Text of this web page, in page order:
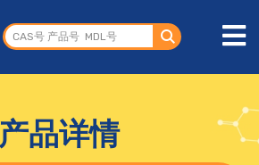
产品详情